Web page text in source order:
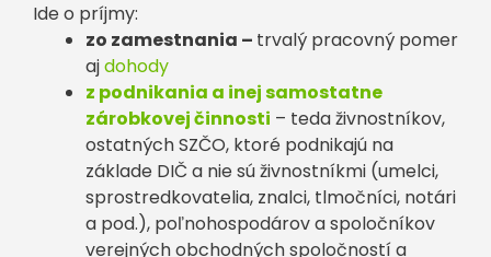
Ide o príjmy:
zo zamestnania – trvalý pracovný pomer
ajdohody
z podnikania a inej samostatne
zárobkovej činnosti – teda živnostníkov,
ostatných SZČO, ktoré podnikajú na
základe DIČ a nie sú živnostníkmi (umelci,
sprostredkovatelia, znalci, tlmočníci, notári
a pod.), poľnohospodárov a spoločníkov
verejných obchodných spoločností a